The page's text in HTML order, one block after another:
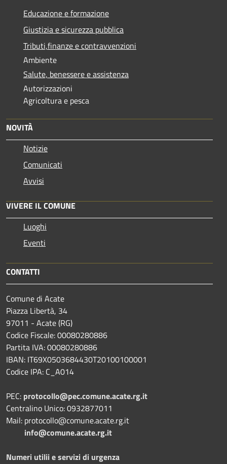
Educazione e formazione
Giustizia e sicurezza pubblica
Tributi,finanze e contravvenzioni
Ambiente
Salute, benessere e assistenza
Autorizzazioni
Agricoltura e pesca
NOVITÀ
Notizie
Comunicati
Avvisi
VIVERE IL COMUNE
Luoghi
Eventi
CONTATTI
Comune di Acate
Piazza Libertà, 34
97011 - Acate (RG)
Codice Fiscale: 00080280886
Partita IVA: 00080280886
IBAN: IT69X0503684430T20100100001
Codice IPA: C_A014
PEC: protocollo@pec.comune.acate.rg.it
Centralino Unico: 0932877011
Mail: protocollo@comune.acate.rg.it
info@comune.acate.rg.it
Numeri utilii e servizi di urgenza